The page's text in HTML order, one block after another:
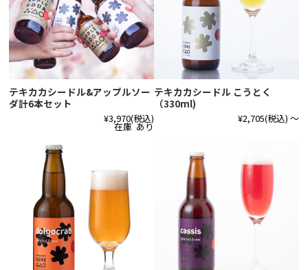
テキカカシードル&アップルソー
ダ計6本セット
¥3,970(税込)
在庫 あり
テキカカシードル こうとく
（330ml)
¥2,705(税込) ～